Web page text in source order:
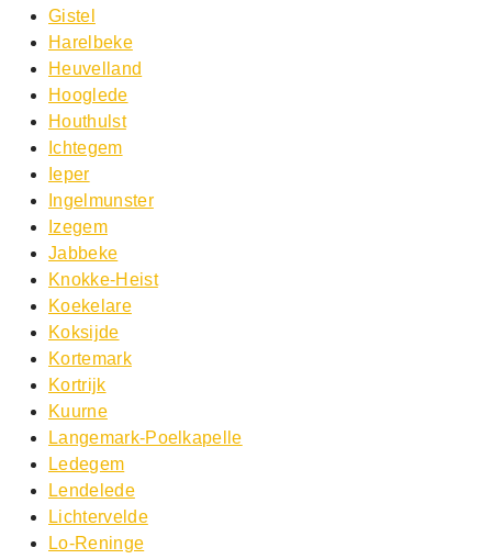
Gistel
Harelbeke
Heuvelland
Hooglede
Houthulst
Ichtegem
Ieper
Ingelmunster
Izegem
Jabbeke
Knokke-Heist
Koekelare
Koksijde
Kortemark
Kortrijk
Kuurne
Langemark-Poelkapelle
Ledegem
Lendelede
Lichtervelde
Lo-Reninge